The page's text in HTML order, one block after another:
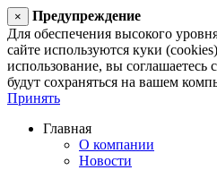
×
Предупреждение
Для обеспечения высокого
сайте используются куки
использование, вы соглашаетесь
будут сохраняться на вашем
Принять
Главная
О компании
Новости